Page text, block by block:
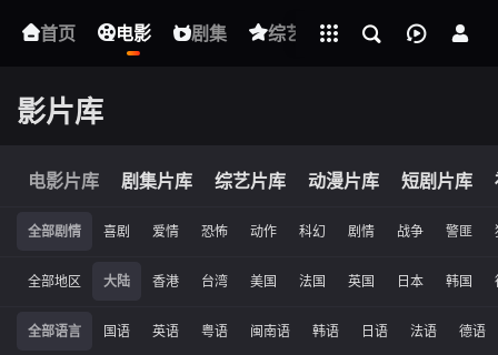
首页 电影 剧集 综艺 动漫 短剧
下载客户端
影片库
电影片库 剧集片库 综艺片库 动漫片库 短剧片库
全部剧情 喜剧 爱情 恐怖 动作 科幻 剧情 战争 警匪
全部地区 大陆 香港 台湾 美国 法国 英国 日本 韩国
全部语言 国语 英语 粤语 闽南语 韩语 日语 法语 德语